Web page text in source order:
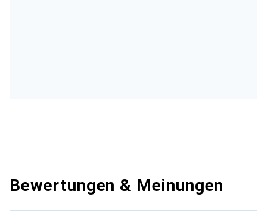
Bewertungen & Meinungen